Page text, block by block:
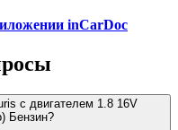
inCarDoc
с двигателем 1.8 16V
Бензин?